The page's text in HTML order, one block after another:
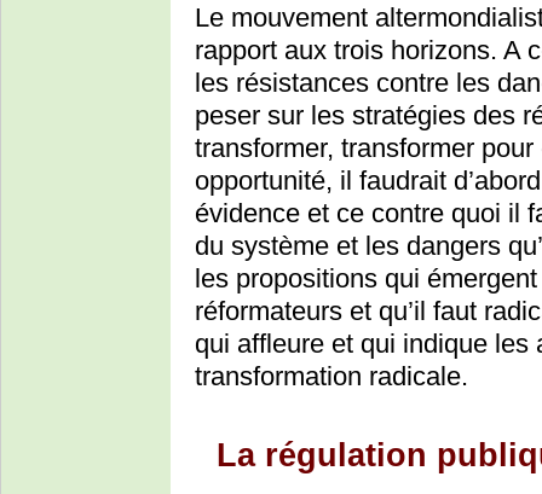
Le mouvement
rapport aux trois horizons. A
les résistances contre les
peser sur les stratégies des
transformer, transformer
opportunité, il faudrait
évidence et ce contre quoi il
du système et les dangers
les propositions qui
réformateurs et qu’il faut
qui affleure et qui indique les
transformation radicale.
La régulation